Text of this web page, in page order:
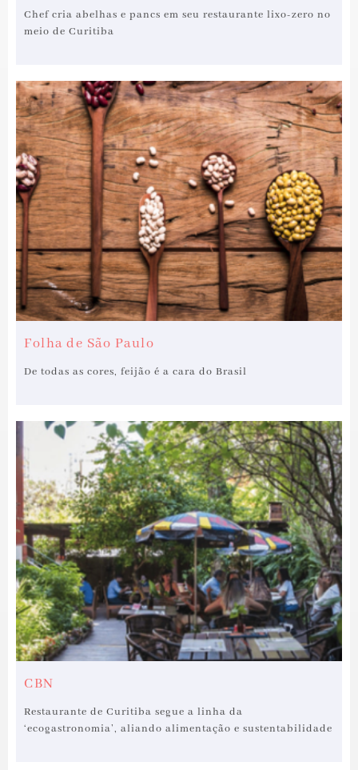
Chef cria abelhas e pancs em seu restaurante lixo-zero no
meio de Curitiba
Folha de São Paulo
De todas as cores, feijão é a cara do Brasil
CBN
Restaurante de Curitiba segue a linha da
‘ecogastronomia’, aliando alimentação e sustentabilidade